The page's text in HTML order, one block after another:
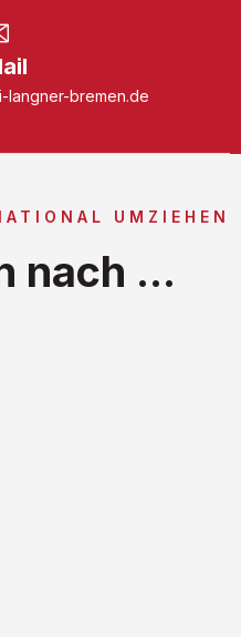
langner-bremen.de
UMZIEHEN
nach ...